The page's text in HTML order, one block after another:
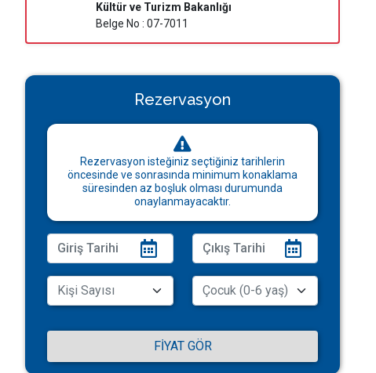
Kültür ve Turizm Bakanlığı
Belge No : 07-7011
Rezervasyon
Rezervasyon isteğiniz seçtiğiniz tarihlerin
öncesinde ve sonrasında minimum konaklama
süresinden az boşluk olması durumunda
onaylanmayacaktır.
FIYAT GÖR